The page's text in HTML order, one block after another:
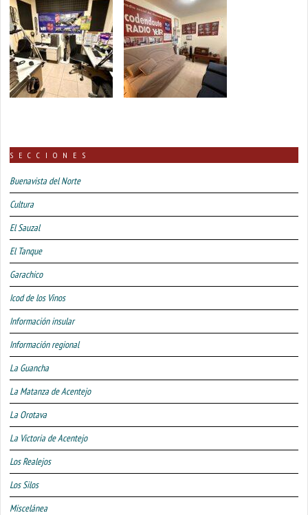
SECCIONES
Buenavista del Norte
Cultura
El Sauzal
El Tanque
Garachico
Icod de los Vinos
Información insular
Información regional
La Guancha
La Matanza de Acentejo
La Orotava
La Victoria de Acentejo
Los Realejos
Los Silos
Miscelánea